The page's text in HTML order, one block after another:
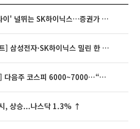
'불안과 기대 사이' 널뛰는 SK하이닉스…증권가 "HBM4·LTA 기반 펀터멘털 견고"
[베스트&워스트] 삼성전자·SK하이닉스 밀린 한 주…상상인증권은 85% 급등
[주간증시전망] 다음주 코스피 6000~7000⋯“外人 수급은 정책이 변수”
, 상승...나스닥 1.3% ↑